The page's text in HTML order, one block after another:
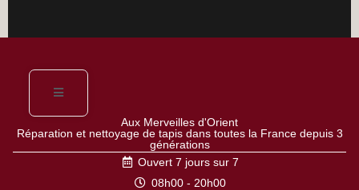
Aux Merveilles d'Orient
Réparation et nettoyage de tapis dans toutes la France depuis 3
générations
Ouvert 7 jours sur 7
08h00 - 20h00